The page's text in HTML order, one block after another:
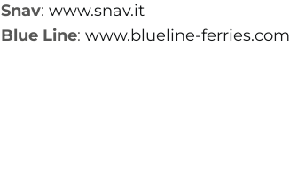
Snav: www.snav.it
Blue Line: www.blueline-ferries.com